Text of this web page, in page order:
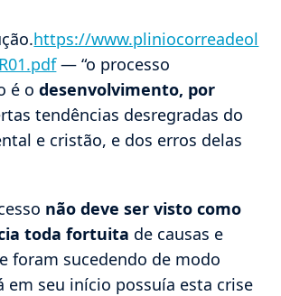
https://www.pliniocorreadeol
— “o processo
é odesenvolvimento, por
tendências desregradas do
e cristão, e dos erros delas
não deve ser visto como
toda fortuita de causas e
foram sucedendo de modo
em seu início possuía esta crise